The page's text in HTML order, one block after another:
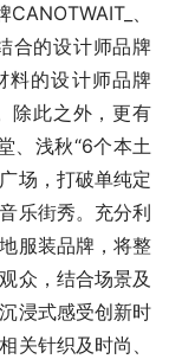
、
合的设计师品牌
料的设计师品牌
除此之外，更有
、浅秋“6个本土
场，打破单纯定
乐街秀。充分利
服装品牌，将整
众，结合场景及
浸式感受创新时
关针织及时尚、